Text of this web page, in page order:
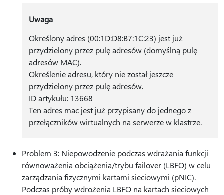
Uwaga
Określony adres (00:1D:D8:B7:1C:23) jest już
przydzielony przez pulę adresów (domyślną pulę
adresów MAC).
Określenie adresu, który nie został jeszcze
przydzielony przez pulę adresów.
ID artykułu: 13668
Ten adres mac jest już przypisany do jednego z
przełączników wirtualnych na serwerze w klastrze.
Problem 3: Niepowodzenie podczas wdrażania funkcji
równoważenia obciążenia/trybu failover (LBFO) w celu
zarządzania fizycznymi kartami sieciowymi (pNIC).
Podczas próby wdrożenia LBFO na kartach sieciowych